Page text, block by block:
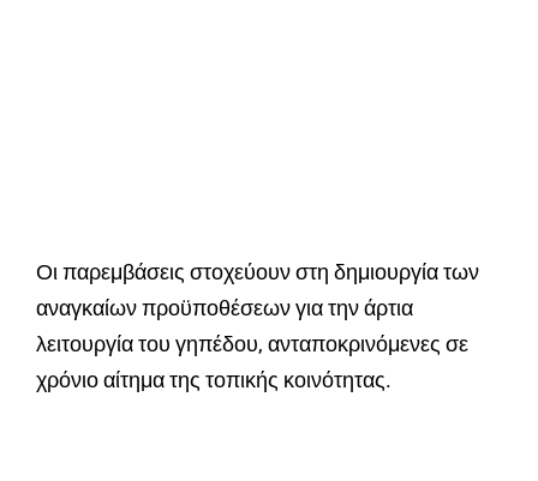
Οι παρεμβάσεις στοχεύουν στη δημιουργία των
αναγκαίων προϋποθέσεων για την άρτια
λειτουργία του γηπέδου, ανταποκρινόμενες σε
χρόνιο αίτημα της τοπικής κοινότητας.